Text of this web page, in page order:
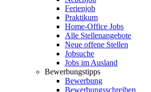
Ferienjob
Praktikum
Home-Office Jobs
Alle Stellenangebote
Neue offene Stellen
Jobsuche
Jobs im Ausland
Bewerbungstipps
Bewerbung
Bewerbungsschreiben